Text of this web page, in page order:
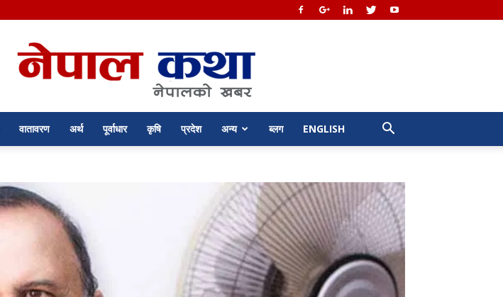
nepalkatha.com
वातावरण अर्थ पूर्वाधार कृषि प्रदेश अन्य ब्लग ENGLISH